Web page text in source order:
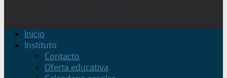
Inicio
Instituto
Contacto
Oferta educativa